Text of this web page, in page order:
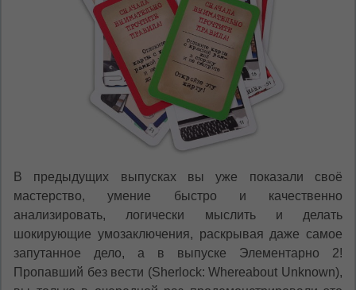
В предыдущих выпусках вы уже показали своё
мастерство, умение быстро и качественно
анализировать, логически мыслить и делать
шокирующие умозаключения, раскрывая даже самое
запутанное дело, а в выпуске Элементарно 2!
Пропавший без вести (Sherlock: Whereabout Unknown),